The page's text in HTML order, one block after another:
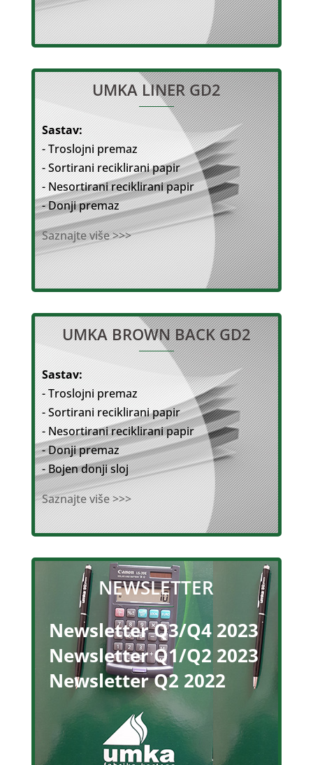
UMKA LINER GD2
Sastav:
- Troslojni premaz
- Sortirani reciklirani papir
- Nesortirani reciklirani papir
- Donji premaz
Saznajte više >>>
UMKA BROWN BACK GD2
Sastav:
- Troslojni premaz
- Sortirani reciklirani papir
- Nesortirani reciklirani papir
- Donji premaz
- Bojen donji sloj
Saznajte više >>>
NEWSLETTER
Newsletter Q3/Q4 2023
Newsletter Q1/Q2 2023
Newsletter Q2 2022